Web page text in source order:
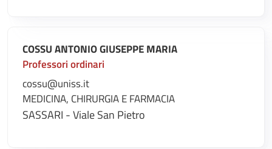
COSSU ANTONIO GIUSEPPE MARIA
Professori ordinari
cossu@uniss.it
MEDICINA, CHIRURGIA E FARMACIA
SASSARI - Viale San Pietro